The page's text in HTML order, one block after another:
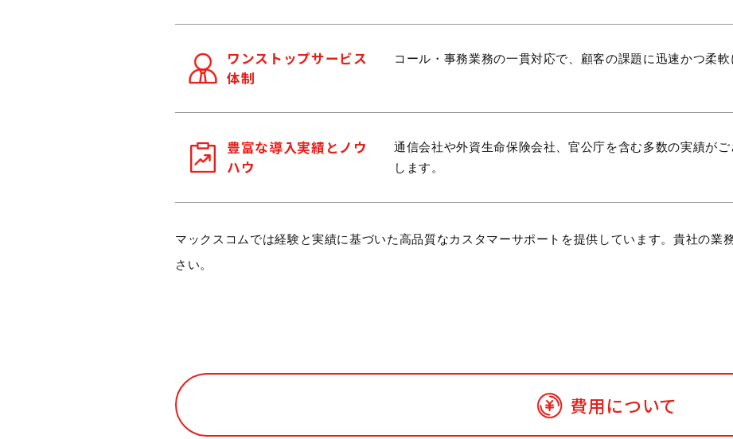
ワンストップサービス
体制
コール・事務業務の一貫対応で、顧客の課題に迅速かつ柔
豊富な導入実績とノウ
ハウ
通信会社や外資生命保険会社、官公庁を含む多数の実績が
します。
マックスコムでは経験と実績に基づいた高品質なカスタマーサポートを提供しています。貴社の業
さい。
費用について